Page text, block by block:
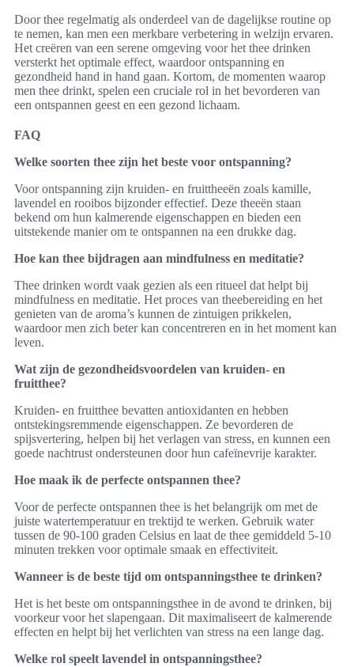
Door thee regelmatig als onderdeel van de dagelijkse routine op
te nemen, kan men een merkbare verbetering in welzijn ervaren.
Het creëren van een serene omgeving voor het thee drinken
versterkt het optimale effect, waardoor ontspanning en
gezondheid hand in hand gaan. Kortom, de momenten waarop
men thee drinkt, spelen een cruciale rol in het bevorderen van
een ontspannen geest en een gezond lichaam.
FAQ
Welke soorten thee zijn het beste voor ontspanning?
Voor ontspanning zijn kruiden- en fruittheeën zoals kamille,
lavendel en rooibos bijzonder effectief. Deze theeën staan
bekend om hun kalmerende eigenschappen en bieden een
uitstekende manier om te ontspannen na een drukke dag.
Hoe kan thee bijdragen aan mindfulness en meditatie?
Thee drinken wordt vaak gezien als een ritueel dat helpt bij
mindfulness en meditatie. Het proces van theebereiding en het
genieten van de aroma’s kunnen de zintuigen prikkelen,
waardoor men zich beter kan concentreren en in het moment kan
leven.
Wat zijn de gezondheidsvoordelen van kruiden- en
fruitthee?
Kruiden- en fruitthee bevatten antioxidanten en hebben
ontstekingsremmende eigenschappen. Ze bevorderen de
spijsvertering, helpen bij het verlagen van stress, en kunnen een
goede nachtrust ondersteunen door hun cafeïnevrije karakter.
Hoe maak ik de perfecte ontspannen thee?
Voor de perfecte ontspannen thee is het belangrijk om met de
juiste watertemperatuur en trektijd te werken. Gebruik water
tussen de 90-100 graden Celsius en laat de thee gemiddeld 5-10
minuten trekken voor optimale smaak en effectiviteit.
Wanneer is de beste tijd om ontspanningsthee te drinken?
Het is het beste om ontspanningsthee in de avond te drinken, bij
voorkeur voor het slapengaan. Dit maximaliseert de kalmerende
effecten en helpt bij het verlichten van stress na een lange dag.
Welke rol speelt lavendel in ontspanningsthee?